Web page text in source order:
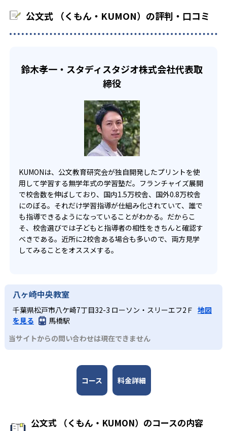
でも週2回受講できる。そのため、部活や他の習い事で忙し
らのオンライン受講と通室を組み合わせることも可能だ。
部活や習い事と両立したい生徒向け
KUMONでは、一人ひとりの学習状況やスケジュールに合わ
宿題の量や進め方に関しては、いつでも気軽に相談可能
だ。
公文式 （くもん・KUMON）の評判・口コミ
鈴木孝一・スタディスタジオ株式会社代表取
締役
KUMONは、公文教育研究会が独自開発したプリントを使
用して学習する無学年式の学習塾だ。フランチャイズ展開
で校舎数を伸ばしており、国内1.5万校舎、国外0.8万校舎
にのぼる。それだけ学習指導が仕組み化されていて、誰で
も指導できるようになっていることがわかる。だからこ
そ、校舎選びでは子どもと指導者の相性をきちんと確認す
べきである。近所に2校舎ある場合も多いので、両方見学
してみることをオススメする。
八ヶ崎中央教室
千葉県松戸市八ケ崎7丁目32-3 ローソン・スリーエフ2Ｆ 地図
を見る
馬橋駅
当サイトからの問い合わせは現在できません
コース 料金詳細
公文式 （くもん・KUMON）のコースの内容